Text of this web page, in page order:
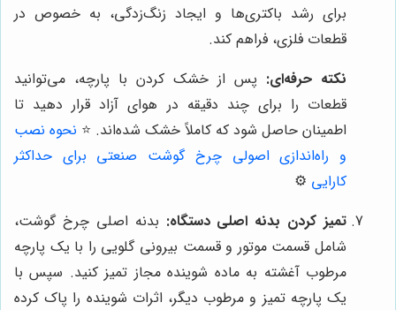
برای رشد باکتری‌ها و ایجاد زنگ‌زدگی، به خصوص در
قطعات فلزی، فراهم کند.
نکته حرفه‌ای: پس از خشک کردن با پارچه، می‌توانید
قطعات را برای چند دقیقه در هوای آزاد قرار دهید تا
اطمینان حاصل شود که کاملاً خشک شده‌اند. ⭐️ نحوه نصب
و راه‌اندازی اصولی چرخ گوشت صنعتی برای حداکثر
کارایی ⚙️
تمیز کردن بدنه اصلی دستگاه: بدنه اصلی چرخ گوشت،
شامل قسمت موتور و قسمت بیرونی گلویی را با یک پارچه
مرطوب آغشته به ماده شوینده مجاز تمیز کنید. سپس با
یک پارچه تمیز و مرطوب دیگر، اثرات شوینده را پاک کرده